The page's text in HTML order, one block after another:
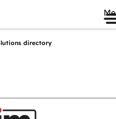
directory